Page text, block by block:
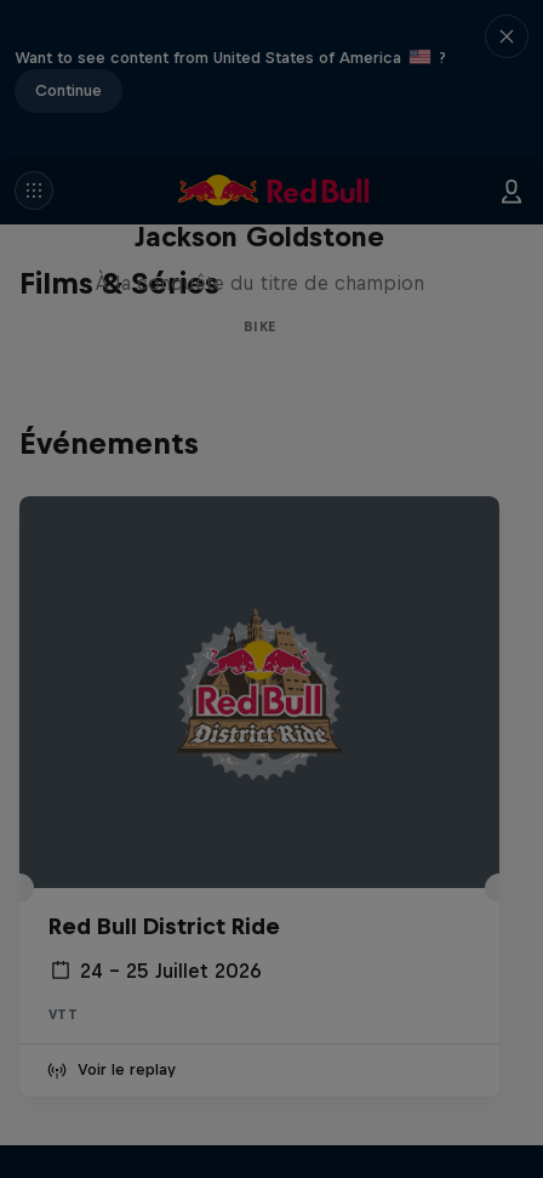
Want to see content from United States of America
?
Continue
Films & Séries
The Search for Milliseconds:
Jackson Goldstone
À la conquête du titre de champion
BIKE
Événements
Red Bull District Ride
24 – 25 Juillet 2026
VTT
Voir le replay